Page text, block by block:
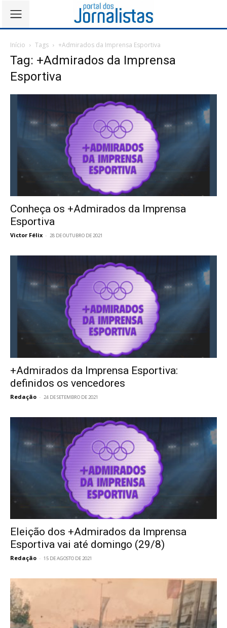
Início Tags +Admirados da Imprensa Esportiva
Tag: +Admirados da Imprensa
Esportiva
Conheça os +Admirados da Imprensa
Esportiva
Victor Félix - 28 DE OUTUBRO DE 2021
+Admirados da Imprensa Esportiva:
definidos os vencedores
Redação - 24 DE SETEMBRO DE 2021
Eleição dos +Admirados da Imprensa
Esportiva vai até domingo (29/8)
Redação - 15 DE AGOSTO DE 2021